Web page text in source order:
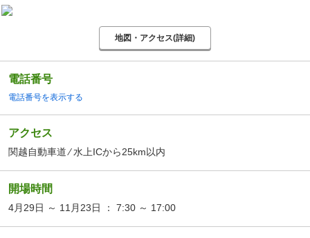
地図・アクセス(詳細)
電話番号
電話番号を表示する
アクセス
関越自動車道 ⁄ 水上ICから25km以内
開場時間
4月29日 ～ 11月23日 ： 7:30 ～ 17:00